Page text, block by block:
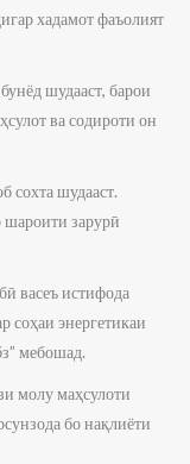
хадамот фаъолият
шудааст, барои
ва содироти он
сохта шудааст.
шароити зарурӣ
васеъ истифода
соҳаи энергетикаи
мебошад.
молу маҳсулоти
бо нақлиёти